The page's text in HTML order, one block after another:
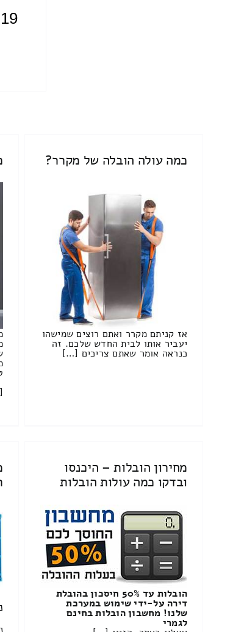
כמה עולה הובלה של מקרר?
אז קניתם מקרר ואתם רוצים שמישהו
יעביר אותו לבית החדש שלכם. זה
כנראה אומר שאתם צריכים […]
מחירון הובלות – היכנסו
ובדקו כמה עולות הובלות
הובלות עד 50% חיסכון בהובלת
דירה על-ידי שימוש במערכת
שלנו! מחשבון הובלות בחינם
לגמרי